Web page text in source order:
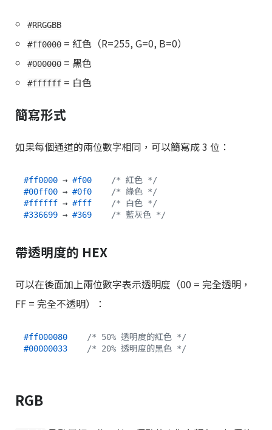
#RRGGBB
#ff0000 = 紅色（R=255, G=0, B=0）
#000000 = 黑色
#ffffff = 白色
簡寫形式
如果每個通道的兩位數字相同，可以簡寫成 3 位：
#ff0000 → #f00
/* 紅色 */
#00ff00 → #0f0
/* 綠色 */
#ffffff → #fff
/* 白色 */
#336699 → #369 /* 藍灰色 */
帶透明度的 HEX
可以在後面加上兩位數字表示透明度（00 = 完全透明，
FF = 完全不透明）：
#ff000080
/* 50% 透明度的紅色 */
#00000033
/* 20% 透明度的黑色 */
RGB